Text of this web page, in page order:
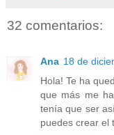
32 comentarios:
Ana 18 de
Hola! Te ha
que más me
tenía que ser
puedes crear el